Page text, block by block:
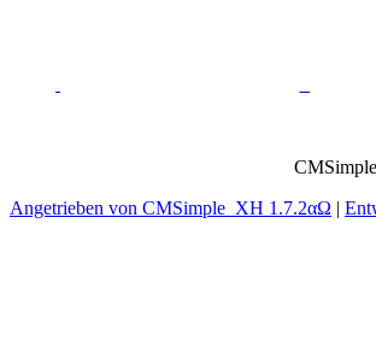
Angetrieben von CMSimple_XH 1.7.2αΩ |